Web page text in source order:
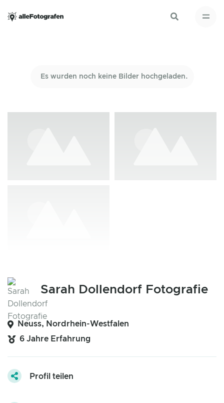
Es wurden noch keine Bilder hochgeladen.
Sarah Dollendorf Fotografie
Neuss, Nordrhein-Westfalen
6 Jahre Erfahrung
Profil teilen